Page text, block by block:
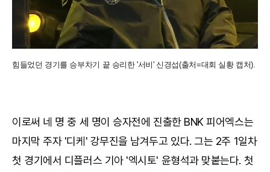
힘들었던 경기를 승부차기 끝 승리한 '서비' 신경섭(출처=대회 실황 캡처).
이로써 네 명 중 세 명이 승자전에 진출한 BNK 피어엑스는
마지막 주자 '디케' 강무진을 남겨두고 있다. 그는 2주 1일차
첫 경기에서 디플러스 기아 '엑시토' 윤형석과 맞붙는다. 첫